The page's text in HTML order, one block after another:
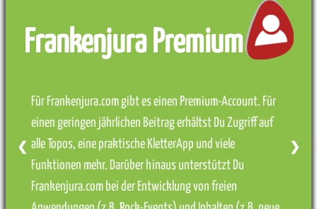
Frankenjura Premium
Für Frankenjura.com gibt es einen Premium-Account. Für
einen geringen jährlichen Beitrag erhältst Du Zugriff auf
alle Topos, eine praktische KletterApp und viele
Funktionen mehr. Darüber hinaus unterstützt Du
Frankenjura.com bei der Entwicklung von freien
❮ ❯